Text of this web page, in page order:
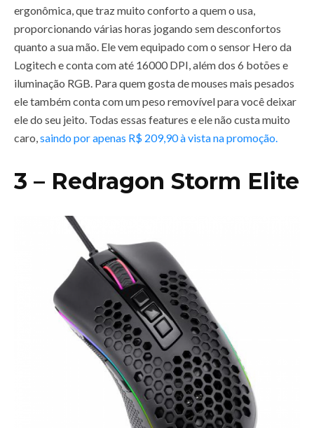
ergonômica, que traz muito conforto a quem o usa,
proporcionando várias horas jogando sem desconfortos
quanto a sua mão. Ele vem equipado com o sensor Hero da
Logitech e conta com até 16000 DPI, além dos 6 botões e
iluminação RGB. Para quem gosta de mouses mais pesados
ele também conta com um peso removível para você deixar
ele do seu jeito. Todas essas features e ele não custa muito
caro,saindo por apenas R$ 209,90 à vista na promoção.
3 – Redragon Storm Elite